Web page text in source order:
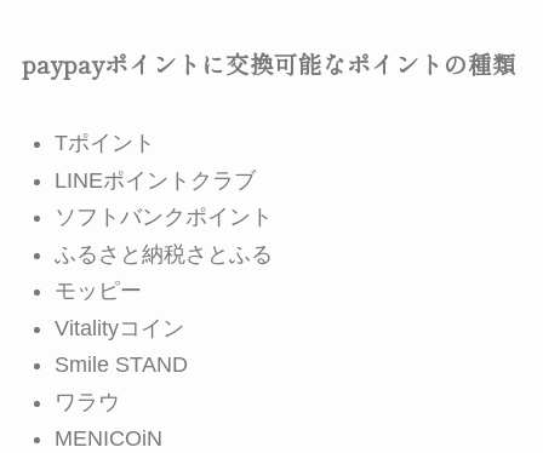
paypayポイントに交換可能なポイントの種類
Tポイント
LINEポイントクラブ
ソフトバンクポイント
ふるさと納税さとふる
モッピー
Vitalityコイン
Smile STAND
ワラウ
MENICOiN